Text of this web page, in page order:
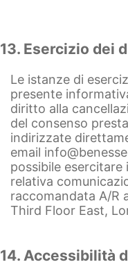
13. Esercizio dei
Le istanze di
presente
diritto alla
del consenso
indirizzate
email
possibile
relativa
raccomandata A/R
Third Floor East,
14. Accessibilità